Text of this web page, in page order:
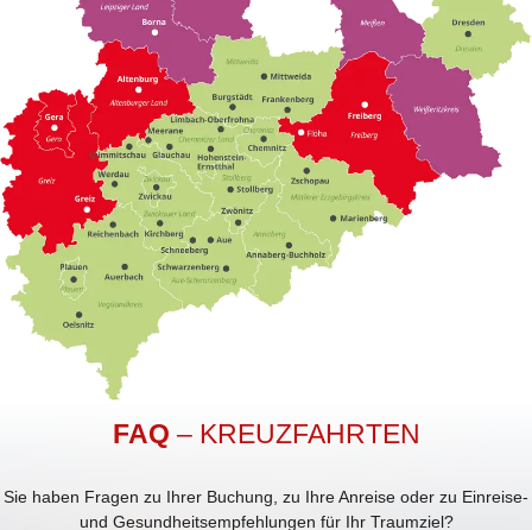
FAQ – KREUZFAHRTEN
Sie haben Fragen zu Ihrer Buchung, zu Ihre Anreise oder zu Einreise-
und Gesundheitsempfehlungen für Ihr Traumziel?